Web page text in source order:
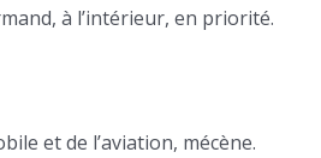
à l’intérieur, en priorité.
et de l’aviation, mécène.